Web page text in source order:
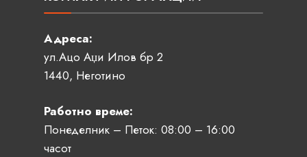
Адреса:
ул.Ацо Аџи Илов бр 2
1440, Неготино
Работно време:
Понеделник – Петок: 08:00 – 16:00
часот